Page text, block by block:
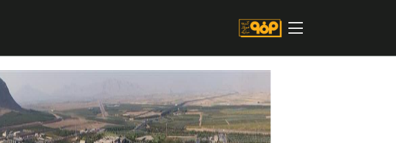
درباره شرکت
خرید و تامین کنندگان
فروش و مشتریان